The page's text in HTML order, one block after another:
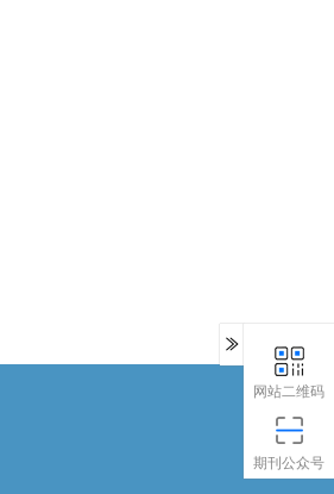
网站二维码
期刊公众号